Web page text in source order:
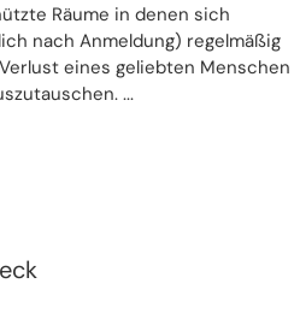
Räume in denen sich
nach Anmeldung) regelmäßig
eines geliebten Menschen
...